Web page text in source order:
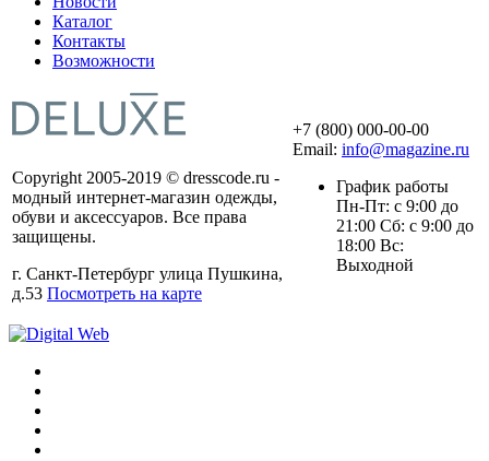
Каталог
Контакты
Возможности
Copyright 2005-2019 © dresscode.ru -
модный интернет-магазин одежды,
обуви и аксессуаров. Все права
защищены.
г. Санкт-Петербург улица Пушкина,
д.53 Посмотреть на карте
+7 (800) 000-00-00
Email: info@magazine.ru
График работы
Пн-Пт: с 9:00 до
21:00 Сб: с 9:00 до
18:00 Вс:
Выходной